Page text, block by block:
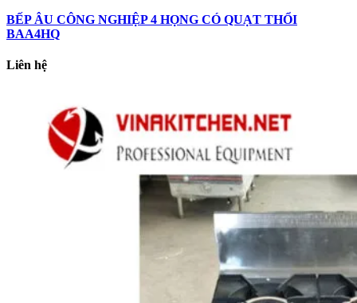
BẾP ÂU CÔNG NGHIỆP 4 HỌNG CÓ QUẠT THỔI
BAA4HQ
Liên hệ